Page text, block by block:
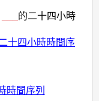
的二十四小時